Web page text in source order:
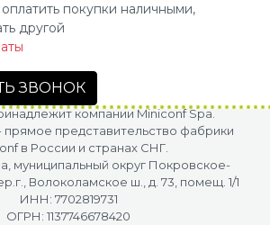
покупки наличными,
другой
ЗВОНОК
компании Miniconf Spa.
представительство фабрики
в России и странах СНГ.
муниципальный округ Покровское-
Волоколамское ш., д. 73, помещ. 1/1
ИНН: 7702819731
ОГРН: 1137746678420